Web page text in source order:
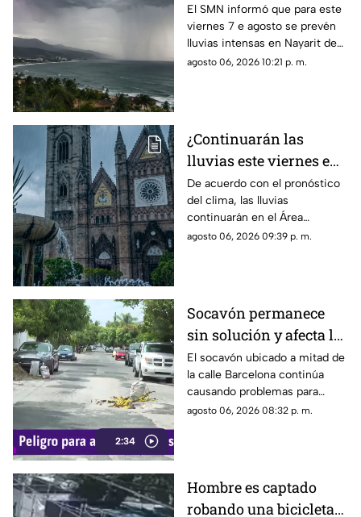
Nayarit este viernes 7
de agosto
El SMN informó que para este
viernes 7 e agosto se prevén
lluvias intensas en Nayarit de
75 a 150 mm
agosto 06, 2026 10:21 p. m.
¿Continuarán las
lluvias este viernes en
Guadalajara? Este es el
pronóstico del clima
hoy 7 de agosto
De acuerdo con el pronóstico
del clima, las lluvias
continuarán en el Área
Metropolitana de Guadalajara
agosto 06, 2026 09:39 p. m.
2:34
Socavón permanece
sin solución y afecta la
circulación en calle
Barcelona
El socavón ubicado a mitad de
la calle Barcelona continúa
causando problemas para
quienes circulan por la zona,
agosto 06, 2026 08:32 p. m.
Hombre es captado
robando una bicicleta